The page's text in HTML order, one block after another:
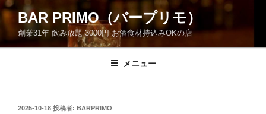
コ
ン
ン
BAR PRIMO（バープリモ）
創業31年 飲み放題 3000円 お酒食材持込みOKの店
メニュー
投
2025-10-18 投稿者: BARPRIMO